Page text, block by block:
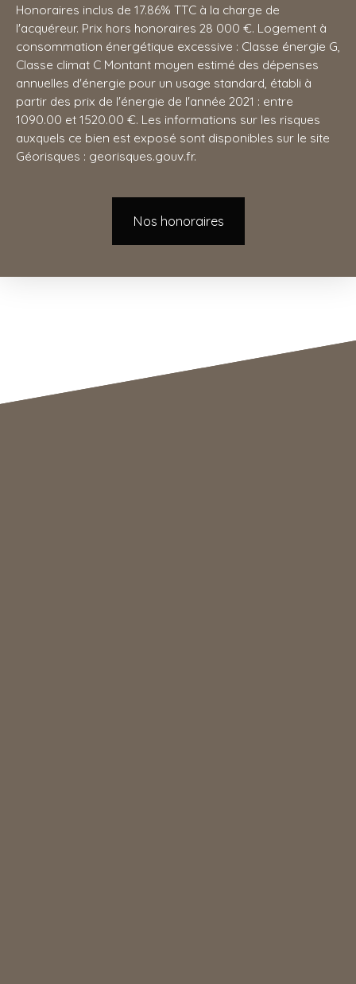
Honoraires inclus de 17.86% TTC à la charge de
l'acquéreur. Prix hors honoraires 28 000 €. Logement à
consommation énergétique excessive : Classe énergie G,
Classe climat C Montant moyen estimé des dépenses
annuelles d'énergie pour un usage standard, établi à
partir des prix de l'énergie de l'année 2021 : entre
1090.00 et 1520.00 €. Les informations sur les risques
auxquels ce bien est exposé sont disponibles sur le site
Géorisques : georisques.gouv.fr.
Nos honoraires